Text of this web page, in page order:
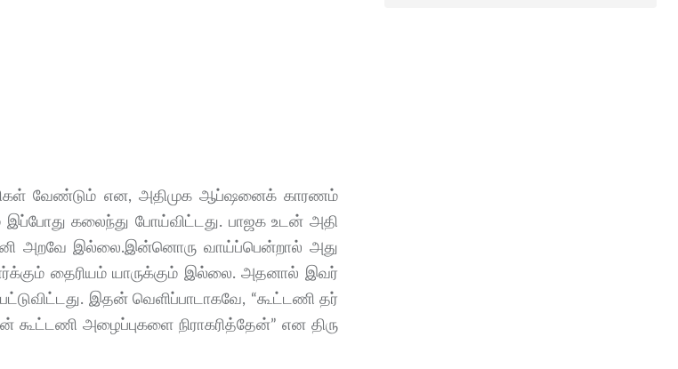
வேண்​டும் என, அதி​முக ஆப்​ஷனைக் காரணம்
கலைந்து போய்​விட்​டது. பாஜக உடன் அதி​
அறவே இல்​லை.இன்​னொரு வாய்ப்​பென்​றால் அது
தைரி​யம் யாருக்​கும் இல்​லை. அதனால் இவர்​
இதன் வெளிப்​பா​டாகவே, “கூட்​டணி தர்​
அழைப்​பு​களை நிராகரித்​தேன்” என திரு​